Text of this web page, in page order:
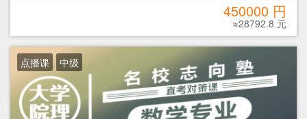
450000 円
≈28792.8 元
点播课 中级